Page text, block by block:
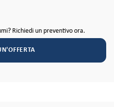
Richiedi un preventivo ora.